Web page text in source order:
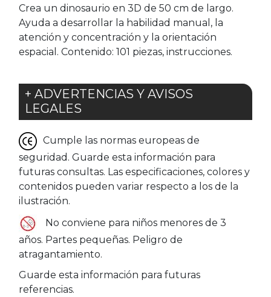
Crea un dinosaurio en 3D de 50 cm de largo.
Ayuda a desarrollar la habilidad manual, la
atención y concentración y la orientación
espacial. Contenido: 101 piezas, instrucciones.
+ ADVERTENCIAS Y AVISOS
LEGALES
Cumple las normas europeas de
seguridad. Guarde esta información para
futuras consultas. Las especificaciones, colores y
contenidos pueden variar respecto a los de la
ilustración.
No conviene para niños menores de 3
años. Partes pequeñas. Peligro de
atragantamiento.
Guarde esta información para futuras
referencias.